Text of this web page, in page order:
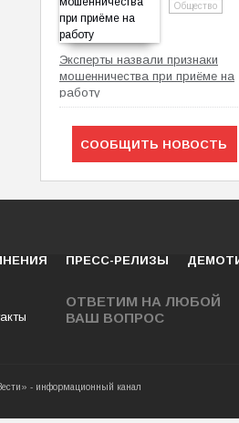
Общество
Эксперты назвали признаки
мошенничества при приёме на
работу
СООБЩИТЬ НОВОСТЬ
ПРЕСС-РЕЛИЗЫ
ОТВЕТИМ НА ЛЮБОЙ
ВАШ ВОПРОС
Вести» -